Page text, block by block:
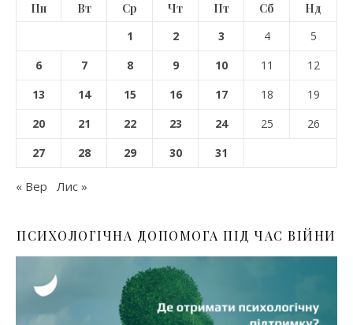
Пн Вт Ср Чт Пт Сб
Нд
1
2 3 4
5
6
7 8 9 10 11
12
13
14 15 16 17 18
19
20
21 22 23 24 25
26
27
28 29 30 31
« Вер Лис »
ПСИХОЛОГІЧНА ДОПОМОГА ПІД ЧАС ВІЙНИ